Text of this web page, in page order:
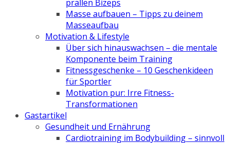
prallen Bizeps
Masse aufbauen – Tipps zu deinem
Masseaufbau
Motivation & Lifestyle
Über sich hinauswachsen – die mentale
Komponente beim Training
Fitnessgeschenke – 10 Geschenkideen
für Sportler
Motivation pur: Irre Fitness-
Transformationen
Gastartikel
Gesundheit und Ernährung
Cardiotraining im Bodybuilding – sinnvoll